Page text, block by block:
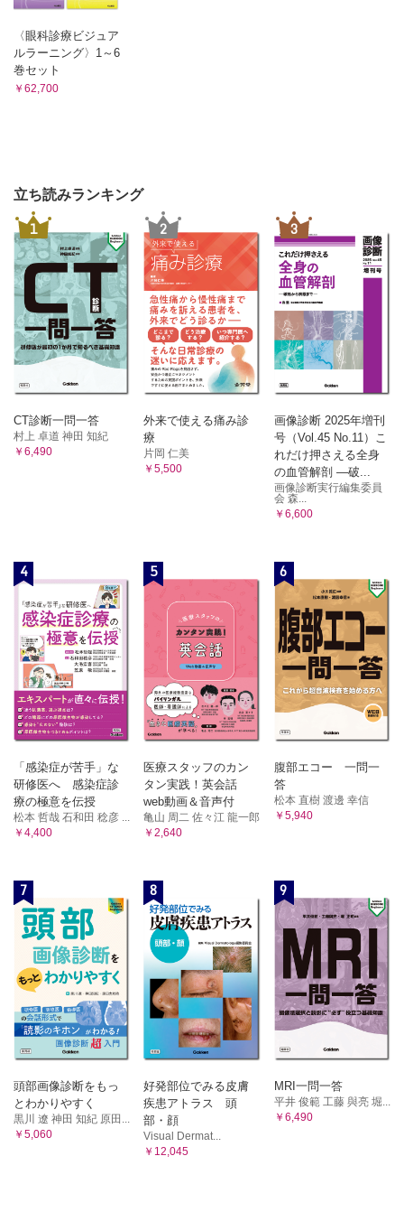
〈眼科診療ビジュア
ルラーニング〉1～6
巻セット
￥62,700
立ち読みランキング
1
CT診断一問一答
村上 卓道 神田 知紀
￥6,490
2
外来で使える痛み診
療
片岡 仁美
￥5,500
3
画像診断 2025年増刊
号（Vol.45 No.11）こ
れだけ押さえる全身
の血管解剖 ―破...
画像診断実行編集委員
会 森...
￥6,600
4
「感染症が苦手」な
研修医へ 感染症診
療の極意を伝授
松本 哲哉 石和田 稔彦 ...
￥4,400
5
医療スタッフのカン
タン実践！英会話
web動画＆音声付
亀山 周二 佐々江 龍一郎
￥2,640
6
腹部エコー 一問一
答
松本 直樹 渡邊 幸信
￥5,940
7
頭部画像診断をもっ
とわかりやすく
黒川 遼 神田 知紀 原田...
￥5,060
8
好発部位でみる皮膚
疾患アトラス 頭
部・顔
Visual Dermat...
￥12,045
9
MRI一問一答
平井 俊範 工藤 與亮 堀...
￥6,490